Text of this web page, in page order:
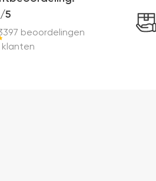
5
beoordelingen
klanten